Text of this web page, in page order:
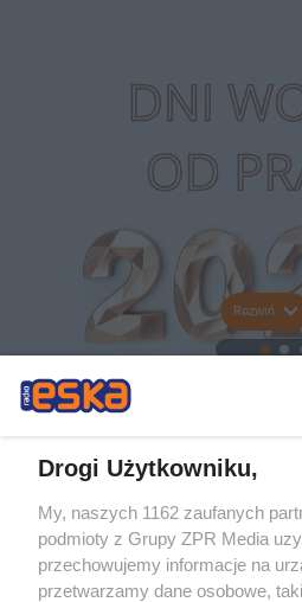
Rozwiń
Drogi Użytkowniku,
My, naszych 1162 zaufanych
podmioty z Grupy ZPR Media
przechowujemy informacje na
przetwarzamy dane osobowe,